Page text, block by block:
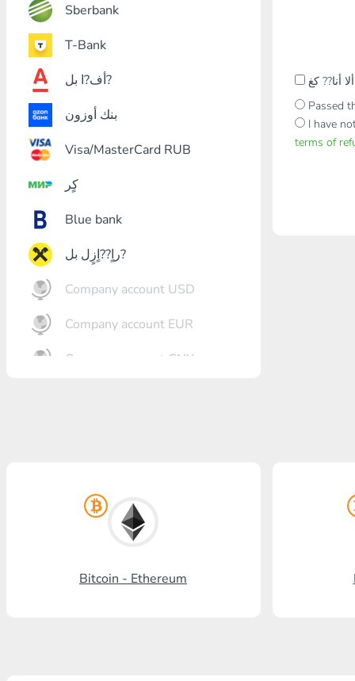
Sberbank
T-Bank
أف?ا بل?
بنك أوزون
Visa/MasterCard RUB
كٍر
Blue bank
راٍ??اٍزٍل بل?
Company account USD
Company account EUR
Company account CNY
بل? ستالدرد افرنسٍ
Passed
I have
terms of
Bitcoin - Ethereum